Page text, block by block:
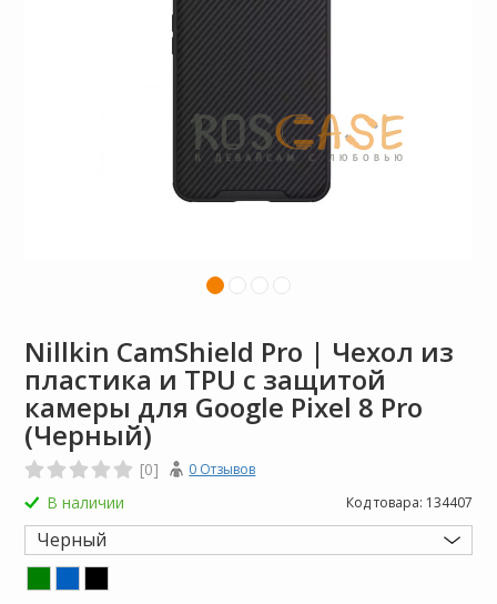
Nillkin CamShield Pro | Чехол из
пластика и TPU с защитой
камеры для Google Pixel 8 Pro
(Черный)
[0] 0 Отзывов
В наличии Код товара: 134407
Черный